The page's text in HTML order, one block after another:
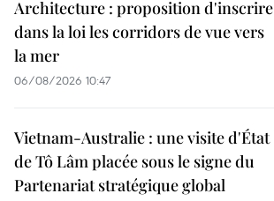
Architecture : proposition d'inscrire
dans la loi les corridors de vue vers
la mer
06/08/2026 10:47
Vietnam-Australie : une visite d'État
de Tô Lâm placée sous le signe du
Partenariat stratégique global